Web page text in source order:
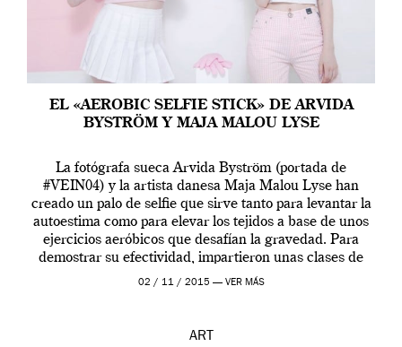
EL «AEROBIC SELFIE STICK» DE ARVIDA
BYSTRÖM Y MAJA MALOU LYSE
La fotógrafa sueca Arvida Byström (portada de
#VEIN04) y la artista danesa Maja Malou Lyse han
creado un palo de selfie que sirve tanto para levantar la
autoestima como para elevar los tejidos a base de unos
ejercicios aeróbicos que desafían la gravedad. Para
demostrar su efectividad, impartieron unas clases de
prueba en el Tate […]
02 / 11 / 2015 — VER MÁS
ART